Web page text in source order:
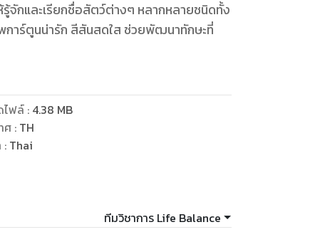
กและเรียกชื่อสัตว์ต่างๆ หลากหลายชนิดทั้ง
การ์ตูนน่ารัก สีสันสดใส ช่วยพัฒนาทักษะที่
ไฟล์: 4.38 MB
ศ : TH
: Thai
ทีมวิชาการ Life Balance